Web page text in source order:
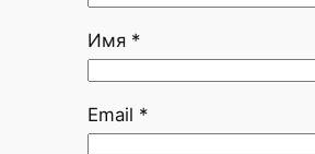
Имя *
Email *